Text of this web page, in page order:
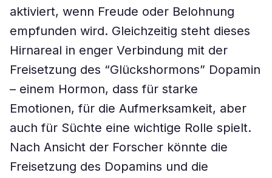
aktiviert, wenn Freude oder Belohnung
empfunden wird. Gleichzeitig steht dieses
Hirnareal in enger Verbindung mit der
Freisetzung des “Glückshormons” Dopamin
– einem Hormon, dass für starke
Emotionen, für die Aufmerksamkeit, aber
auch für Süchte eine wichtige Rolle spielt.
Nach Ansicht der Forscher könnte die
Freisetzung des Dopamins und die